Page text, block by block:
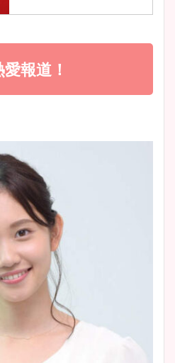
宇賀神メグアナのニット画像
池谷実悠アナのメガネ画像が
かわいい！カップや水着姿も
小室瑛莉子のカップ画像まと
め！足が美脚でニット衣装も
清水麻椰アナのかわいい画
像！身長やカップ、同期や
wikiプロフもチェック！
大家彩香アナのかわいいカッ
プ画像まとめ！同期や実家に
wikiプロフも！
安藤萌々アナのカップ画像や
報道！